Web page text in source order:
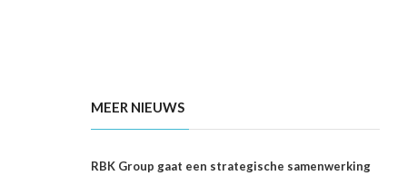
MEER NIEUWS
RBK Group gaat een strategische samenwerking